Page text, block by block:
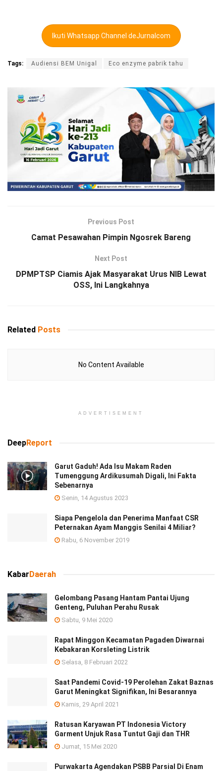
Ikuti Whatsapp Channel deJurnalcom
Tags: Audiensi BEM Unigal Eco enzyme pabrik tahu
Previous Post
Camat Pesawahan Pimpin Ngosrek Bareng
Next Post
DPMPTSP Ciamis Ajak Masyarakat Urus NIB Lewat
OSS, Ini Langkahnya
Related Posts
No Content Available
ADVERTISEMENT
DeepReport
Garut Gaduh! Ada Isu Makam Raden
Tumenggung Ardikusumah Digali, Ini Fakta
Sebenarnya
Senin, 14 Agustus 2023
Siapa Pengelola dan Penerima Manfaat CSR
Peternakan Ayam Manggis Senilai 4 Miliar?
Rabu, 6 November 2019
KabarDaerah
Gelombang Pasang Hantam Pantai Ujung
Genteng, Puluhan Perahu Rusak
Sabtu, 9 Mei 2020
Rapat Minggon Kecamatan Pagaden Diwarnai
Kebakaran Korsleting Listrik
Selasa, 8 Februari 2022
Saat Pandemi Covid-19 Perolehan Zakat Baznas
Garut Meningkat Signifikan, Ini Besarannya
Kamis, 29 April 2021
Ratusan Karyawan PT Indonesia Victory
Garment Unjuk Rasa Tuntut Gaji dan THR
Jumat, 15 Mei 2020
Purwakarta Agendakan PSBB Parsial Di Enam